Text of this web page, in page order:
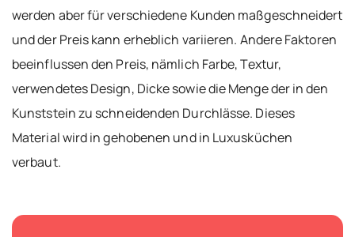
werden aber für verschiedene Kunden maßgeschneidert
und der Preis kann erheblich variieren. Andere Faktoren
beeinflussen den Preis, nämlich Farbe, Textur,
verwendetes Design, Dicke sowie die Menge der in den
Kunststein zu schneidenden Durchlässe. Dieses
Material wird in gehobenen und in Luxusküchen
verbaut.